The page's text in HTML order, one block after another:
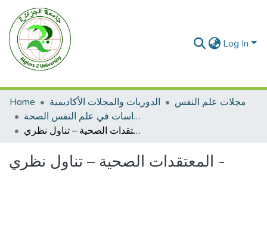
Log In
Home الدوريات والمجلات الأكاديمية
مجلات علم النفس
مجلة دراسات في علم النفس الصحة
المعتقدات الصحية – تناول نظري -
المعتقدات الصحية – تناول نظري -